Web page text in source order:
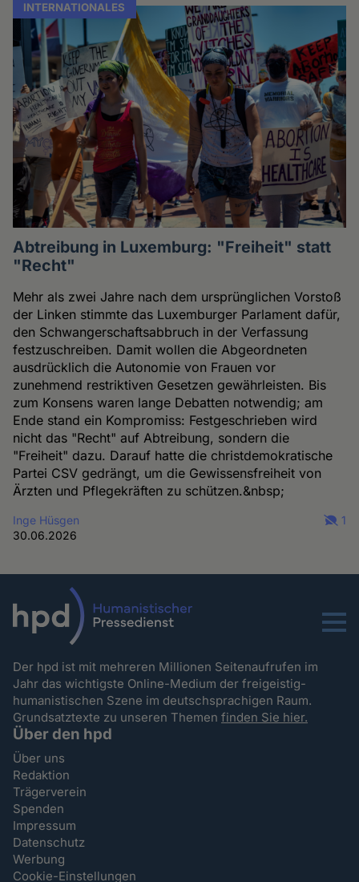
INTERNATIONALES
Abtreibung in Luxemburg: "Freiheit" statt
"Recht"
Mehr als zwei Jahre nach dem ursprünglichen Vorstoß
der Linken stimmte das Luxemburger Parlament dafür,
den Schwangerschaftsabbruch in der Verfassung
festzuschreiben. Damit wollen die Abgeordneten
ausdrücklich die Autonomie von Frauen vor
zunehmend restriktiven Gesetzen gewährleisten. Bis
zum Konsens waren lange Debatten notwendig; am
Ende stand ein Kompromiss: Festgeschrieben wird
nicht das "Recht" auf Abtreibung, sondern die
"Freiheit" dazu. Darauf hatte die christdemokratische
Partei CSV gedrängt, um die Gewissensfreiheit von
Ärzten und Pflegekräften zu schützen.&nbsp;
Inge Hüsgen
30.06.2026
1
Menu
Der hpd ist mit mehreren Millionen Seitenaufrufen im
Jahr das wichtigste Online-Medium der freigeistig-
humanistischen Szene im deutschsprachigen Raum.
Grundsatztexte zu unseren Themenfinden Sie hier.
Über den hpd
Über uns
Redaktion
Trägerverein
Spenden
Impressum
Datenschutz
Werbung
Cookie-Einstellungen